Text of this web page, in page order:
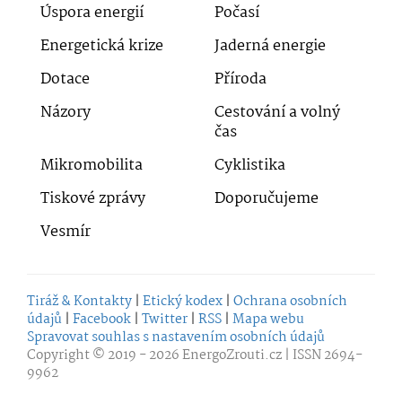
Úspora energií
Počasí
Energetická krize
Jaderná energie
Dotace
Příroda
Názory
Cestování a volný
čas
Mikromobilita
Cyklistika
Tiskové zprávy
Doporučujeme
Vesmír
Tiráž & Kontakty | Etický kodex | Ochrana osobních
údajů | Facebook | Twitter | RSS | Mapa webu
Spravovat souhlas s nastavením osobních údajů
Copyright © 2019 - 2026EnergoZrouti.cz | ISSN 2694-
9962